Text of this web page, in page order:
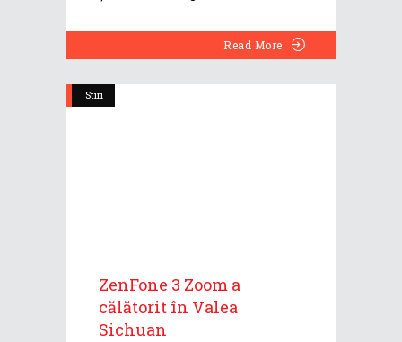
Read More
Stiri
ZenFone 3 Zoom a
călătorit în Valea
Sichuan